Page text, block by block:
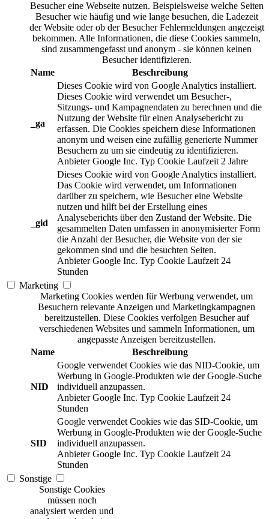
Besucher eine Webseite nutzen. Beispielsweise welche Seiten
Besucher wie häufig und wie lange besuchen, die Ladezeit
der Website oder ob der Besucher Fehlermeldungen angezeigt
bekommen. Alle Informationen, die diese Cookies sammeln,
sind zusammengefasst und anonym - sie können keinen
Besucher identifizieren.
Name
Beschreibung
_ga
Dieses Cookie wird von Google Analytics installiert.
Dieses Cookie wird verwendet um Besucher-,
Sitzungs- und Kampagnendaten zu berechnen und die
Nutzung der Website für einen Analysebericht zu
erfassen. Die Cookies speichern diese Informationen
anonym und weisen eine zufällig generierte Nummer
Besuchern zu um sie eindeutig zu identifizieren.
Anbieter Google Inc. Typ Cookie Laufzeit 2 Jahre
_gid
Dieses Cookie wird von Google Analytics installiert.
Das Cookie wird verwendet, um Informationen
darüber zu speichern, wie Besucher eine Website
nutzen und hilft bei der Erstellung eines
Analyseberichts über den Zustand der Website. Die
gesammelten Daten umfassen in anonymisierter Form
die Anzahl der Besucher, die Website von der sie
gekommen sind und die besuchten Seiten.
Anbieter Google Inc. Typ Cookie Laufzeit 24
Stunden
Marketing
Marketing Cookies werden für Werbung verwendet, um
Besuchern relevante Anzeigen und Marketingkampagnen
bereitzustellen. Diese Cookies verfolgen Besucher auf
verschiedenen Websites und sammeln Informationen, um
angepasste Anzeigen bereitzustellen.
Name
Beschreibung
NID
Google verwendet Cookies wie das NID-Cookie, um
Werbung in Google-Produkten wie der Google-Suche
individuell anzupassen.
Anbieter Google Inc. Typ Cookie Laufzeit 24
Stunden
SID
Google verwendet Cookies wie das SID-Cookie, um
Werbung in Google-Produkten wie der Google-Suche
individuell anzupassen.
Anbieter Google Inc. Typ Cookie Laufzeit 24
Stunden
Sonstige
Sonstige Cookies
müssen noch
analysiert werden und